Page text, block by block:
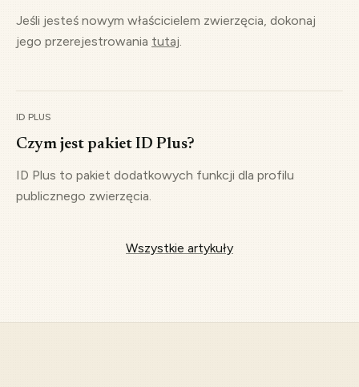
Sprawy międzynarodowe
Europejska legislacja
Zarząd EUROPETNET pracuje z Komisją Europejską nad
projektem regulacji w UE.
na poziomie krajowym.
Jeśli jesteś nowym właścicielem zwierzęcia, dokonaj
jego przerejestrowania tutaj.
ID PLUS
Czym jest pakiet ID Plus?
ID Plus to pakiet dodatkowych funkcji dla profilu
publicznego zwierzęcia.
Wszystkie artykuły